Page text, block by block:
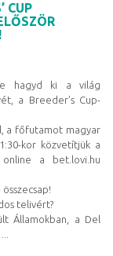
CUP
hagyd ki a világ
a Breeder’s Cup-
a főfutamot magyar
kor közvetítjük a
a bet.lovi.hu
telivért?
Államokban, a Del